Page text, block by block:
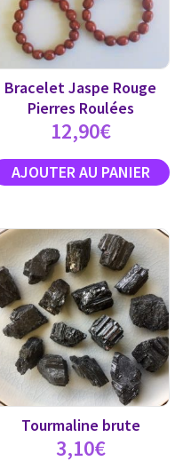
Bracelet Jaspe Rouge
Pierres Roulées
12,90€
Tourmaline brute
3,10€